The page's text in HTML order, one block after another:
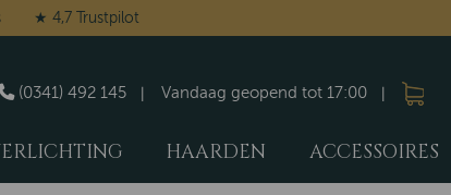
★ 4,7 Trustpilot
Vandaag geopend tot 17:00
(0341) 492 145
HAARDEN ACCESSOIRES